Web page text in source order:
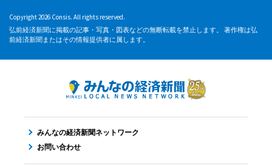
Copyright 2026 Consis. All rights reserved.
弘前経済新聞に掲載の記事・写真・図表などの無断転載を禁止します。 著作権は弘
前経済新聞またはその情報提供者に属します。
みんなの経済新聞ネットワーク
お問い合わせ